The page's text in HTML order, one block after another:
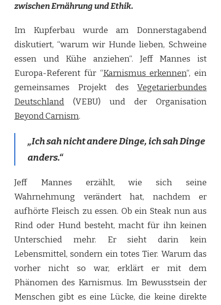
zwischen Ernährung und Ethik.
Im Kupferbau wurde am Donnerstagabend
diskutiert, “warum wir Hunde lieben, Schweine
essen und Kühe anziehen“. Jeff Mannes ist
Europa-Referent für “Karnismus erkennen“, ein
gemeinsames Projekt des Vegetarierbundes
Deutschland (VEBU) und der Organisation
Beyond Carnism.
„Ich sah nicht andere Dinge, ich sah Dinge
anders.“
Jeff Mannes erzählt, wie sich seine
Wahrnehmung verändert hat, nachdem er
aufhörte Fleisch zu essen. Ob ein Steak nun aus
Rind oder Hund besteht, macht für ihn keinen
Unterschied mehr. Er sieht darin kein
Lebensmittel, sondern ein totes Tier. Warum das
vorher nicht so war, erklärt er mit dem
Phänomen des Karnismus. Im Bewusstsein der
Menschen gibt es eine Lücke, die keine direkte